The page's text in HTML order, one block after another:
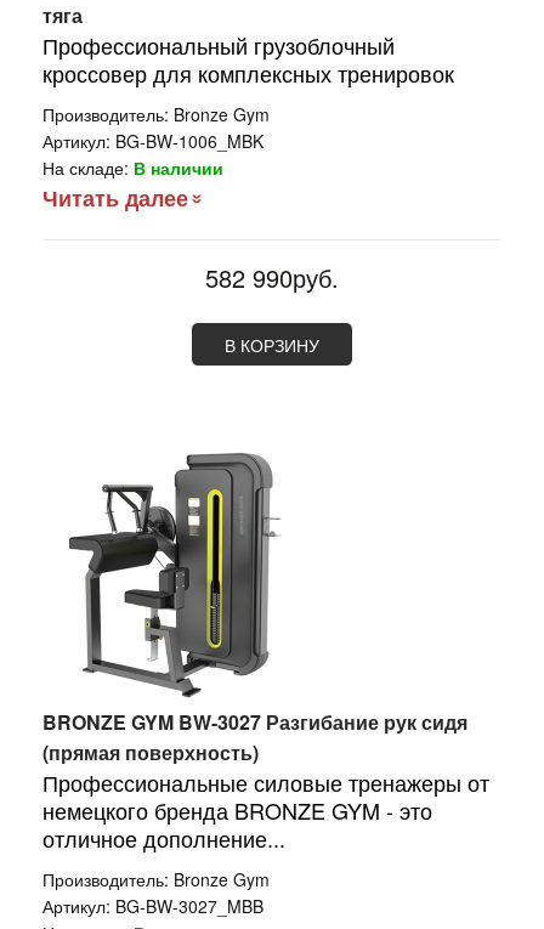
тяга
Профессиональный грузоблочный
кроссовер для комплексных тренировок
Производитель: Bronze Gym
Артикул: BG-BW-1006_MBK
На складе: В наличии
Читать далее
582 990руб.
В КОРЗИНУ
BRONZE GYM BW-3027 Разгибание рук сидя
(прямая поверхность)
Профессиональные силовые тренажеры от
немецкого бренда BRONZE GYM - это
отличное дополнение...
Производитель: Bronze Gym
Артикул: BG-BW-3027_MBB